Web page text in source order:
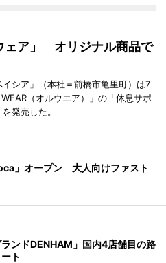
ェア」 オリジナル商品で
シア」（本社＝前橋市亀里町）は7
（オルウエア）」の「休息サポ
発売した。
」オープン 大人向けファスト
ンドDENHAM」国内4店舗目の路
ト